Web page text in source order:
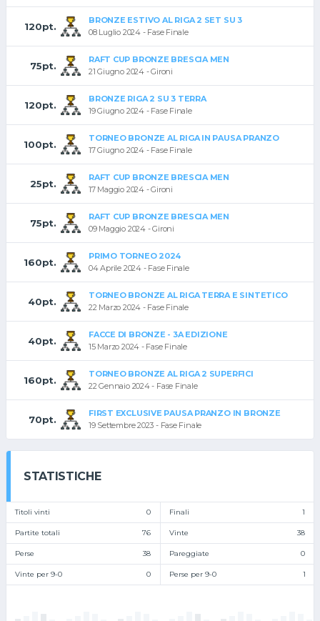
120pt.
BRONZE ESTIVO AL RIGA 2 SET SU 3
08 Luglio 2024 - Fase Finale
75pt.
RAFT CUP BRONZE BRESCIA MEN
21 Giugno 2024 - Gironi
120pt.
BRONZE RIGA 2 SU 3 TERRA
19 Giugno 2024 - Fase Finale
100pt.
TORNEO BRONZE AL RIGA IN PAUSA PRANZO
17 Giugno 2024 - Fase Finale
25pt.
RAFT CUP BRONZE BRESCIA MEN
17 Maggio 2024 - Gironi
75pt.
RAFT CUP BRONZE BRESCIA MEN
09 Maggio 2024 - Gironi
160pt.
PRIMO TORNEO 2024
04 Aprile 2024 - Fase Finale
40pt.
TORNEO BRONZE AL RIGA TERRA E SINTETICO
22 Marzo 2024 - Fase Finale
40pt.
FACCE DI BRONZE - 3A EDIZIONE
15 Marzo 2024 - Fase Finale
160pt.
TORNEO BRONZE AL RIGA 2 SUPERFICI
22 Gennaio 2024 - Fase Finale
70pt.
FIRST EXCLUSIVE PAUSA PRANZO IN BRONZE
19 Settembre 2023 - Fase Finale
STATISTICHE
Titoli vinti 0 Finali 1
Partite totali 76 Vinte 38
Perse 38 Pareggiate 0
Vinte per 9-0 0 Perse per 9-0 1